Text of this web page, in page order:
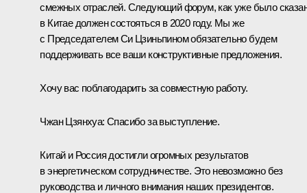
смежных отраслей. Следующий форум, как уже было
в Китае должен состояться в 2020 году. Мы же
с Председателем Си Цзиньпином обязательно будем
поддерживать все ваши конструктивные предложения.
Хочу вас поблагодарить за совместную работу.
Чжан Цзянхуа: Спасибо за выступление.
Китай и Россия достигли огромных результатов
в энергетическом сотрудничестве. Это невозможно без
руководства и личного внимания наших президентов.